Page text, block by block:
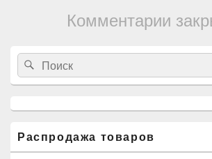
Комментарии
Область
основной
боковой
панели
Search
for:
Search
Распродажа товаров